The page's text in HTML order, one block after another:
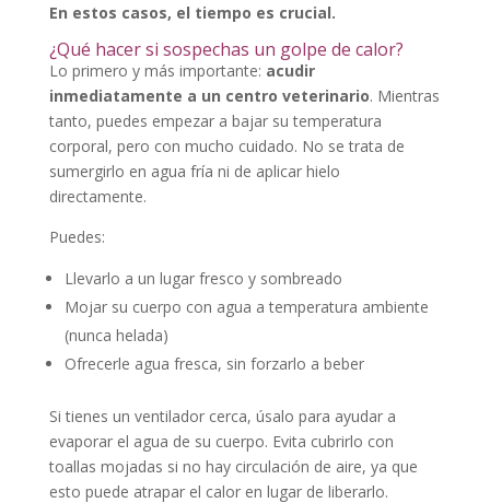
En estos casos, el tiempo es crucial.
¿Qué hacer si sospechas un golpe de calor?
Lo primero y más importante: acudir
inmediatamente a un centro veterinario. Mientras
tanto, puedes empezar a bajar su temperatura
corporal, pero con mucho cuidado. No se trata de
sumergirlo en agua fría ni de aplicar hielo
directamente.
Puedes:
Llevarlo a un lugar fresco y sombreado
Mojar su cuerpo con agua a temperatura ambiente
(nunca helada)
Ofrecerle agua fresca, sin forzarlo a beber
Si tienes un ventilador cerca, úsalo para ayudar a
evaporar el agua de su cuerpo. Evita cubrirlo con
toallas mojadas si no hay circulación de aire, ya que
esto puede atrapar el calor en lugar de liberarlo.